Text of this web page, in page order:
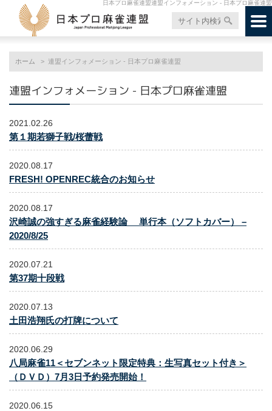
日本プロ麻雀連盟連盟インフォメーション - 日本プロ麻雀連盟
ホーム 連盟インフォメーション - 日本プロ麻雀連盟
連盟インフォメーション - 日本プロ麻雀連盟
2021.02.26
第１期若獅子戦/桜蕾戦
2020.08.17
FRESH! OPENREC統合のお知らせ
2020.08.17
沢崎誠の強すぎる麻雀経験論 単行本（ソフトカバー） –
2020/8/25
2020.07.21
第37期十段戦
2020.07.13
土田浩翔氏の打牌について
2020.06.29
八局麻雀11＜セブンネット限定特典：生写真セット付き＞
（ＤＶＤ）7月3日予約発売開始！
2020.06.15